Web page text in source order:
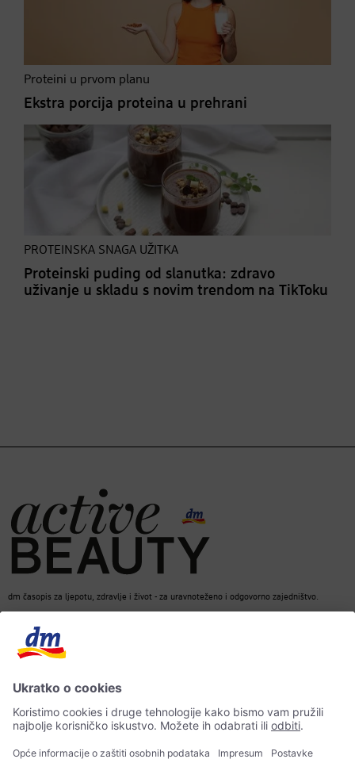
Proteini u prvom planu
Ekstra porcija proteina u prehrani
PROTEINSKA SNAGA UŽITKA
Proteinski puding od slanutka: zdravo
uživanje u skladu s novim trendom na TikToku
dm časopis za ljepotu, zdravlje i život - za uravnoteženo i odgovorno zajedništvo.